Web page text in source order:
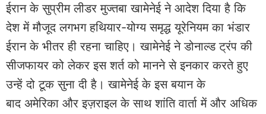
ईरान के सुप्रीम लीडर मुज्तबा खामेनेई ने आदेश दिया है कि
देश में मौजूद लगभग हथियार-योग्य समृद्ध यूरेनियम का भंडार
ईरान के भीतर ही रहना चाहिए। खामेनेई ने डोनाल्ड ट्रंप की
सीजफायर को लेकर इस शर्त को मानने से इनकार करते हुए
उन्हें दो टूक सुना दी है। खामेनेई के इस बयान के
बाद अमेरिका और इज़राइल के साथ शांति वार्ता में और अधिक